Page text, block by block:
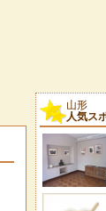
山形
人気ス